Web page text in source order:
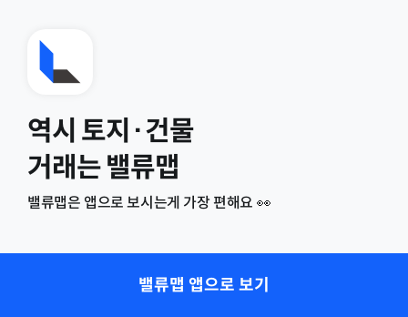
역시 토지·건물
거래는 밸류맵
밸류맵은 앱으로 보시는게 가장 편해요 👀
밸류맵 앱으로 보기